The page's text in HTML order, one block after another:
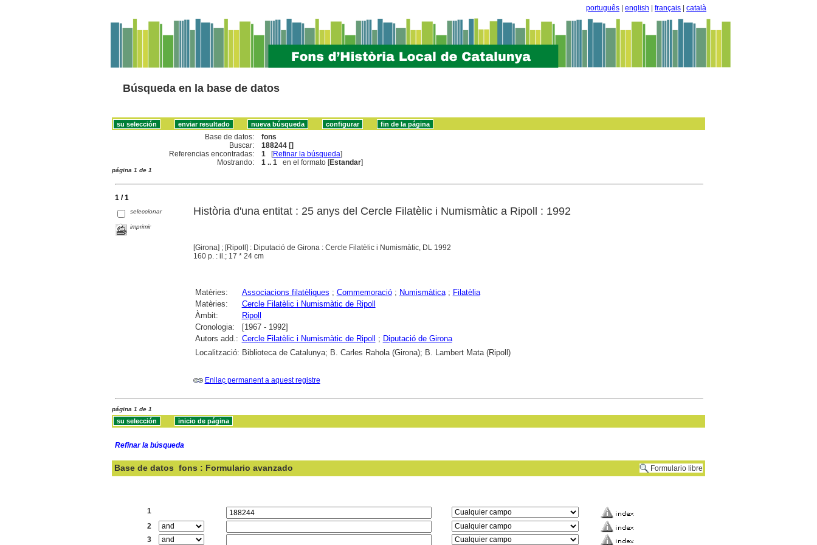
português english français català
Búsqueda en la base de datos
Base de datos:
fons
Buscar:
188244 []
Referencias encontradas:
1 [Refinar la búsqueda]
Mostrando:
1 .. 1 en el formato [Estandar]
página 1 de 1
1 / 1
seleccionar
imprimir
Història d'una entitat : 25 anys del Cercle Filatèlic i Numismàtic a Ripoll : 1992
[Girona] ; [Ripoll] : Diputació de Girona : Cercle Filatèlic i Numismàtic, DL 1992
160 p. : il.; 17 * 24 cm
Matèries: Associacions filatèliques ; Commemoració; Numismàtica; Filatèlia
Matèries:
Cercle Filatèlic i Numismàtic de Ripoll
Àmbit:
Ripoll
Cronologia:
[1967 - 1992]
Autors add.: Cercle Filatèlic i Numismàtic de Ripoll ; Diputació de Girona
Localització: Biblioteca de Catalunya; B. Carles Rahola (Girona); B. Lambert Mata (Ripoll)
Enllaç permanent a aquest registre
página 1 de 1
Refinar la búsqueda
Base de datos fons : Formulario avanzado Formulario libre
1
2
3